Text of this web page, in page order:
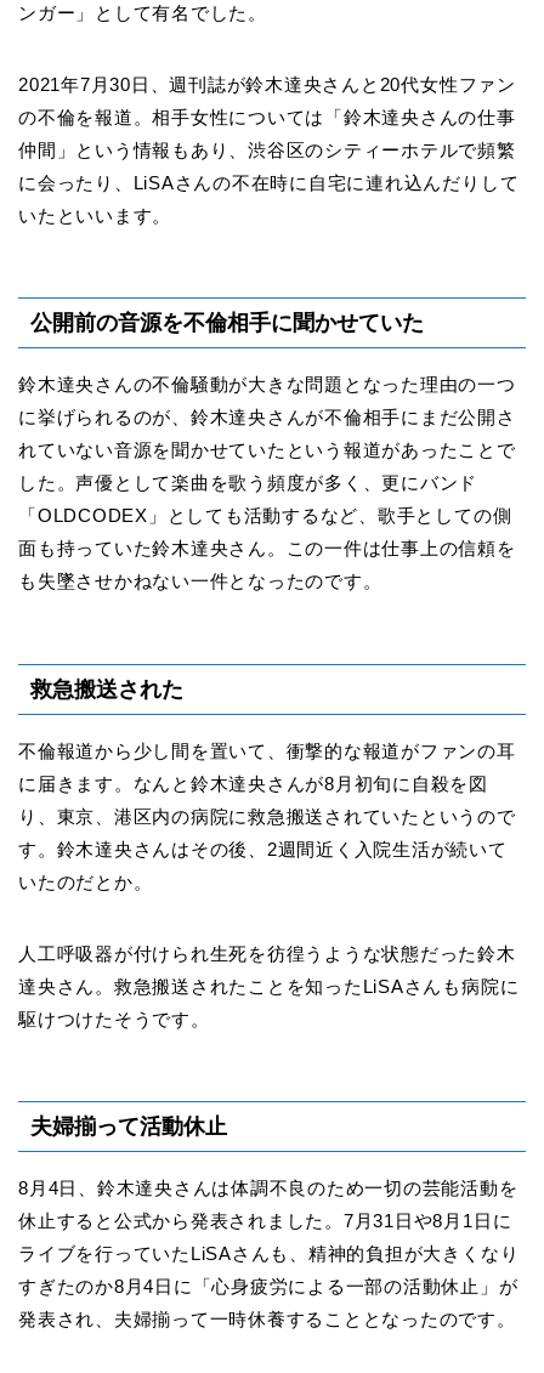
ンガー」として有名でした。
2021年7月30日、週刊誌が鈴木達央さんと20代女性ファン
の不倫を報道。相手女性については「鈴木達央さんの仕事
仲間」という情報もあり、渋谷区のシティーホテルで頻繁
に会ったり、LiSAさんの不在時に自宅に連れ込んだりして
いたといいます。
公開前の音源を不倫相手に聞かせていた
鈴木達央さんの不倫騒動が大きな問題となった理由の一つ
に挙げられるのが、鈴木達央さんが不倫相手にまだ公開さ
れていない音源を聞かせていたという報道があったことで
した。声優として楽曲を歌う頻度が多く、更にバンド
「OLDCODEX」としても活動するなど、歌手としての側
面も持っていた鈴木達央さん。この一件は仕事上の信頼を
も失墜させかねない一件となったのです。
救急搬送された
不倫報道から少し間を置いて、衝撃的な報道がファンの耳
に届きます。なんと鈴木達央さんが8月初旬に自殺を図
り、東京、港区内の病院に救急搬送されていたというので
す。鈴木達央さんはその後、2週間近く入院生活が続いて
いたのだとか。
人工呼吸器が付けられ生死を彷徨うような状態だった鈴木
達央さん。救急搬送されたことを知ったLiSAさんも病院に
駆けつけたそうです。
夫婦揃って活動休止
8月4日、鈴木達央さんは体調不良のため一切の芸能活動を
休止すると公式から発表されました。7月31日や8月1日に
ライブを行っていたLiSAさんも、精神的負担が大きくなり
すぎたのか8月4日に「心身疲労による一部の活動休止」が
発表され、夫婦揃って一時休養することとなったのです。